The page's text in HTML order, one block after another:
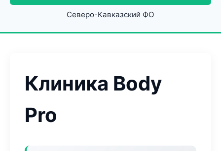
Северо-Кавказский ФО
Клиника Body
Pro